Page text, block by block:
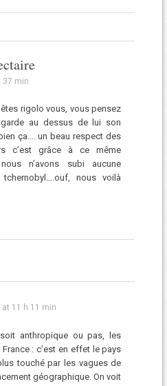
37 min
êtes rigolo vous, vous pensez
au dessus de lui son
ça…. un beau respect des
c’est grâce à ce même
n’avons subi aucune
nous voilà
11 h 11 min
anthropique ou pas, les
: c’est en effet le pays
touché par les vagues de
géographique. On voit